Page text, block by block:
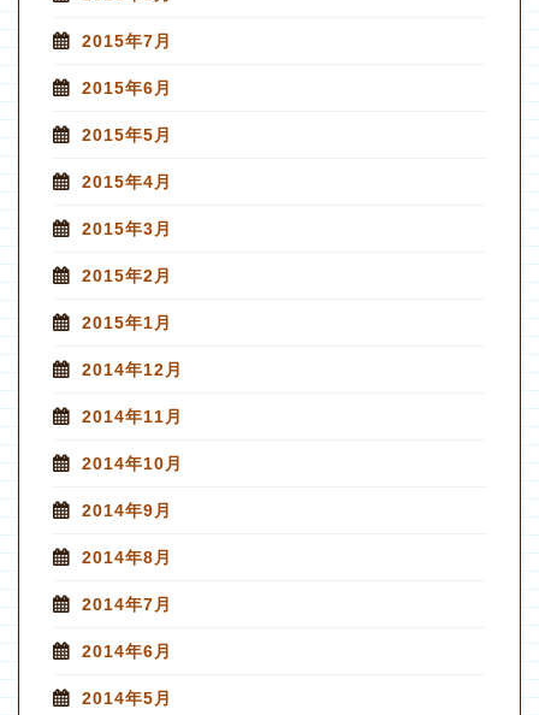
2015年7月
2015年6月
2015年5月
2015年4月
2015年3月
2015年2月
2015年1月
2014年12月
2014年11月
2014年10月
2014年9月
2014年8月
2014年7月
2014年6月
2014年5月